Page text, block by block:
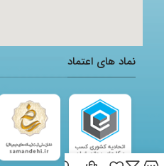
adding a google map to a website
نماد های اعتماد